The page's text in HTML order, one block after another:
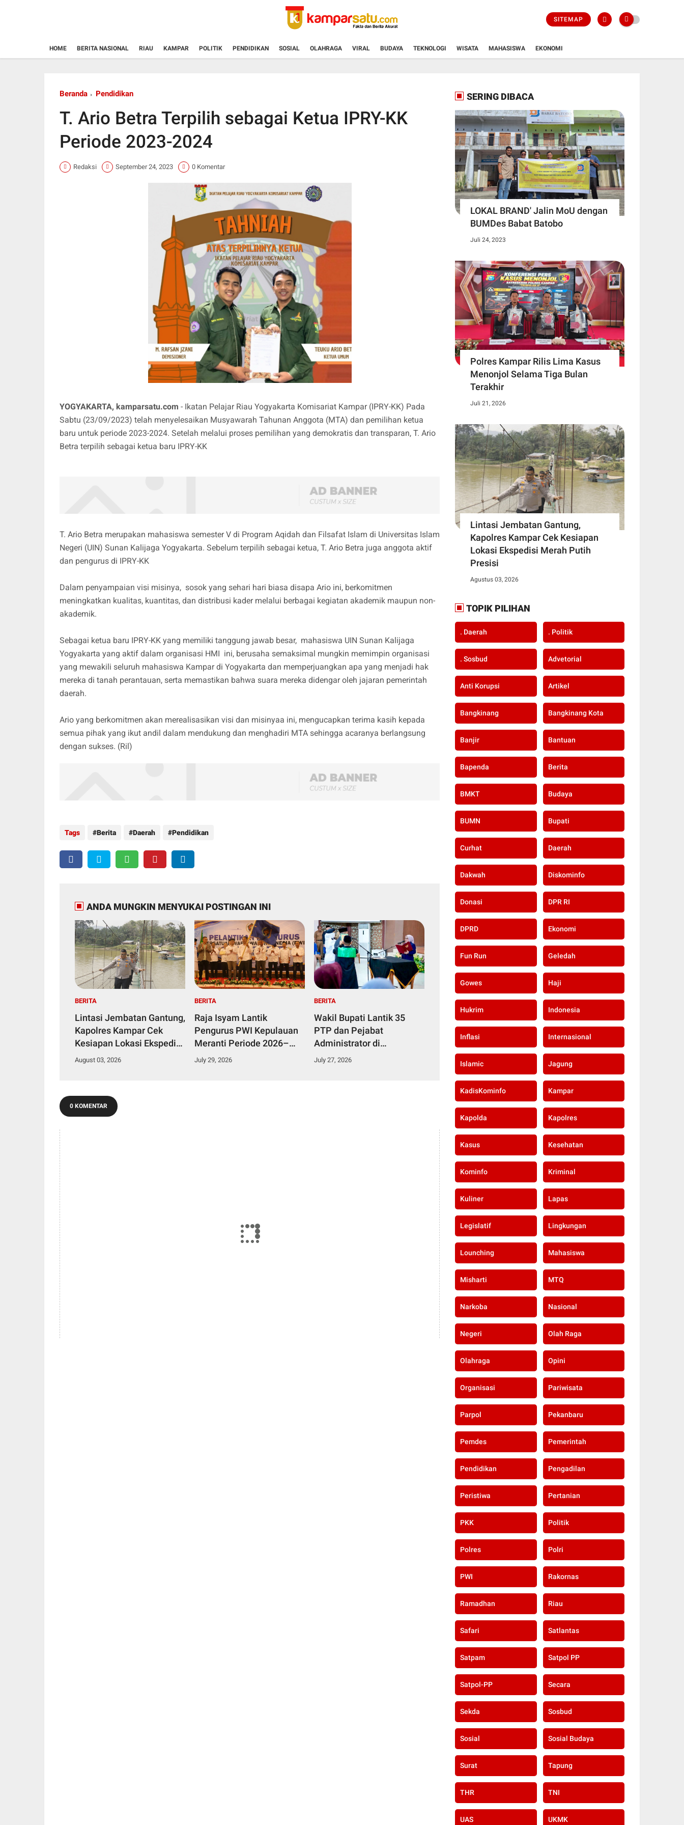
SITEMAP
HOME BERITA NASIONAL RIAU KAMPAR POLITIK PENDIDIKAN SOSIAL OLAHRAGA VIRAL BUDAYA TEKNOLOGI WISATA MAHASISWA EKONOMI
Beranda Pendidikan
T. Ario Betra Terpilih sebagai Ketua IPRY-KK
Periode 2023-2024
Redaksi September 24, 2023 0 Komentar
YOGYAKARTA, kamparsatu.com - Ikatan Pelajar Riau Yogyakarta Komisariat Kampar (IPRY-KK) Pada
Sabtu (23/09/2023) telah menyelesaikan Musyawarah Tahunan Anggota (MTA) dan pemilihan ketua
baru untuk periode 2023-2024. Setelah melalui proses pemilihan yang demokratis dan transparan, T. Ario
Betra terpilih sebagai ketua baru IPRY-KK
T. Ario Betra merupakan mahasiswa semester V di Program Aqidah dan Filsafat Islam di Universitas Islam
Negeri (UIN) Sunan Kalijaga Yogyakarta. Sebelum terpilih sebagai ketua, T. Ario Betra juga anggota aktif
dan pengurus di IPRY-KK
Dalam penyampaian visi misinya, sosok yang sehari hari biasa disapa Ario ini, berkomitmen
meningkatkan kualitas, kuantitas, dan distribusi kader melalui berbagai kegiatan akademik maupun non-
akademik.
Sebagai ketua baru IPRY-KK yang memiliki tanggung jawab besar, mahasiswa UIN Sunan Kalijaga
Yogyakarta yang aktif dalam organisasi HMI ini, berusaha semaksimal mungkin memimpin organisasi
yang mewakili seluruh mahasiswa Kampar di Yogyakarta dan memperjuangkan apa yang menjadi hak
mereka di tanah perantauan, serta memastikan bahwa suara mereka didengar oleh jajaran pemerintah
daerah.
Ario yang berkomitmen akan merealisasikan visi dan misinyaa ini, mengucapkan terima kasih kepada
semua pihak yang ikut andil dalam mendukung dan menghadiri MTA sehingga acaranya berlangsung
dengan sukses. (Ril)
Tags Berita Daerah Pendidikan
ANDA MUNGKIN MENYUKAI POSTINGAN INI
BERITA
Lintasi Jembatan Gantung,
Kapolres Kampar Cek
Kesiapan Lokasi Ekspedisi
Merah Putih Presisi
August 03, 2026
BERITA
Raja Isyam Lantik
Pengurus PWI Kepulauan
Meranti Periode 2026–
2029
July 29, 2026
BERITA
Wakil Bupati Lantik 35
PTP dan Pejabat
Administrator di
Lingkungan Pemkab
July 27, 2026
0 KOMENTAR
SERING DIBACA
LOKAL BRAND' Jalin MoU dengan
BUMDes Babat Batobo
Juli 24, 2023
Polres Kampar Rilis Lima Kasus
Menonjol Selama Tiga Bulan
Terakhir
Juli 21, 2026
Lintasi Jembatan Gantung,
Kapolres Kampar Cek Kesiapan
Lokasi Ekspedisi Merah Putih
Presisi
Agustus 03, 2026
TOPIK PILIHAN
. Daerah . Politik
. Sosbud Advetorial
Anti Korupsi Artikel
Bangkinang Bangkinang Kota
Banjir Bantuan
Bapenda Berita
BMKT Budaya
BUMN Bupati
Curhat Daerah
Dakwah Diskominfo
Donasi DPR RI
DPRD Ekonomi
Fun Run Geledah
Gowes Haji
Hukrim Indonesia
Inflasi Internasional
Islamic Jagung
KadisKominfo Kampar
Kapolda Kapolres
Kasus Kesehatan
Kominfo Kriminal
Kuliner Lapas
Legislatif Lingkungan
Lounching Mahasiswa
Misharti MTQ
Narkoba Nasional
Negeri Olah Raga
Olahraga Opini
Organisasi Pariwisata
Parpol Pekanbaru
Pemdes Pemerintah
Pendidikan Pengadilan
Peristiwa Pertanian
PKK Politik
Polres Polri
PWI Rakornas
Ramadhan Riau
Safari Satlantas
Satpam Satpol PP
Satpol-PP Secara
Sekda Sosbud
Sosial Sosial Budaya
Surat Tapung
THR TNI
UAS UKMK